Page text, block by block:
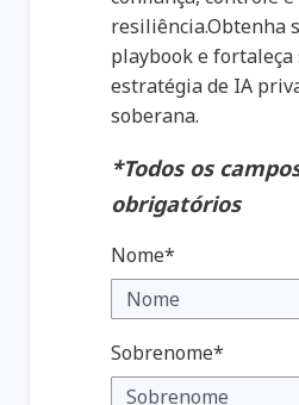
resiliência.Obtenha
playbook e fortaleça
estratégia de IA
soberana.
*Todos os
obrigatórios
Nome*
Sobrenome*